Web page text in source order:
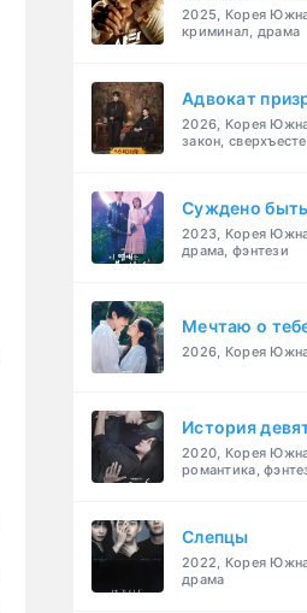
2025, Корея
криминал, драма
Адвокат
2026, Корея
закон,
Суждено
2023, Корея
драма, фэнтези
Мечтаю о
2026, Корея
История
2020, Корея
романтика,
Слепцы
2022, Корея
драма